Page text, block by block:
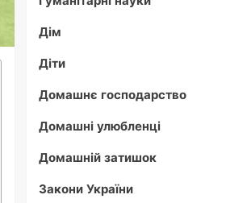
Дім
Діти
Домашнє господарство
Домашні улюбленці
Домашній затишок
Закони України